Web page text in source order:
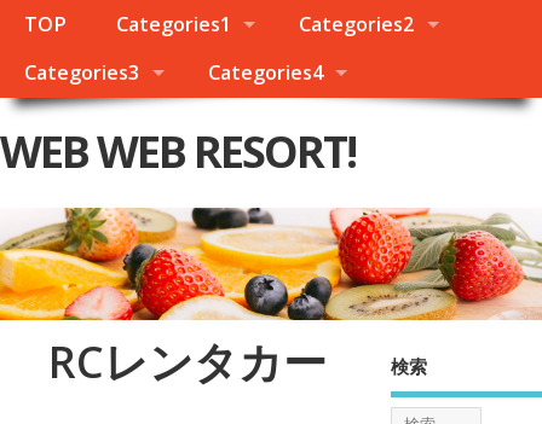
TOP Categories1
Categories2
Categories3
Categories4
WEB WEB RESORT!
RCレンタカー 検索